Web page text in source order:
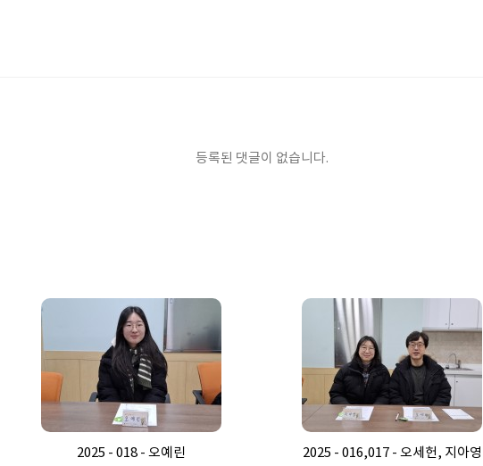
등록된 댓글이 없습니다.
2025 - 018 - 오예린 2025 - 016,017 - 오세헌, 지아영